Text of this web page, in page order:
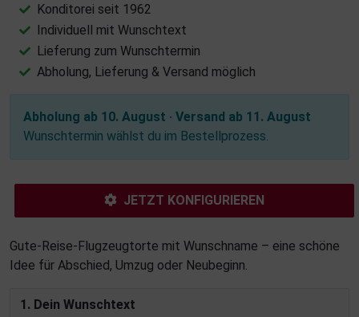
Konditorei seit 1962
Individuell mit Wunschtext
Lieferung zum Wunschtermin
Abholung, Lieferung & Versand möglich
Abholung ab 10. August · Versand ab 11. August
Wunschtermin wählst du im Bestellprozess.
JETZT KONFIGURIEREN
Gute-Reise-Flugzeugtorte mit Wunschname – eine schöne
Idee für Abschied, Umzug oder Neubeginn.
1. Dein Wunschtext